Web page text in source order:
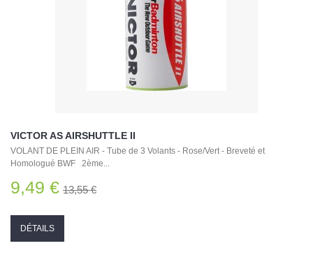
VICTOR AS AIRSHUTTLE II
VOLANT DE PLEIN AIR - Tube de 3 Volants - Rose/Vert - Breveté et
Homologué BWF 2ème...
9,49 € 13,55 €
DÉTAILS